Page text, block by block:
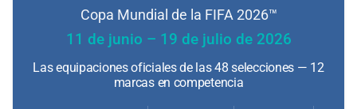
Copa Mundial de la FIFA 2026™
11 de junio – 19 de julio de 2026
Las equipaciones oficiales de las 48 selecciones — 12
marcas en competencia